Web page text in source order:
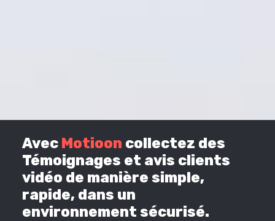
Avec Motioon collectez des
Témoignages et avis clients
vidéo de manière simple,
rapide, dans un
environnement sécurisé.